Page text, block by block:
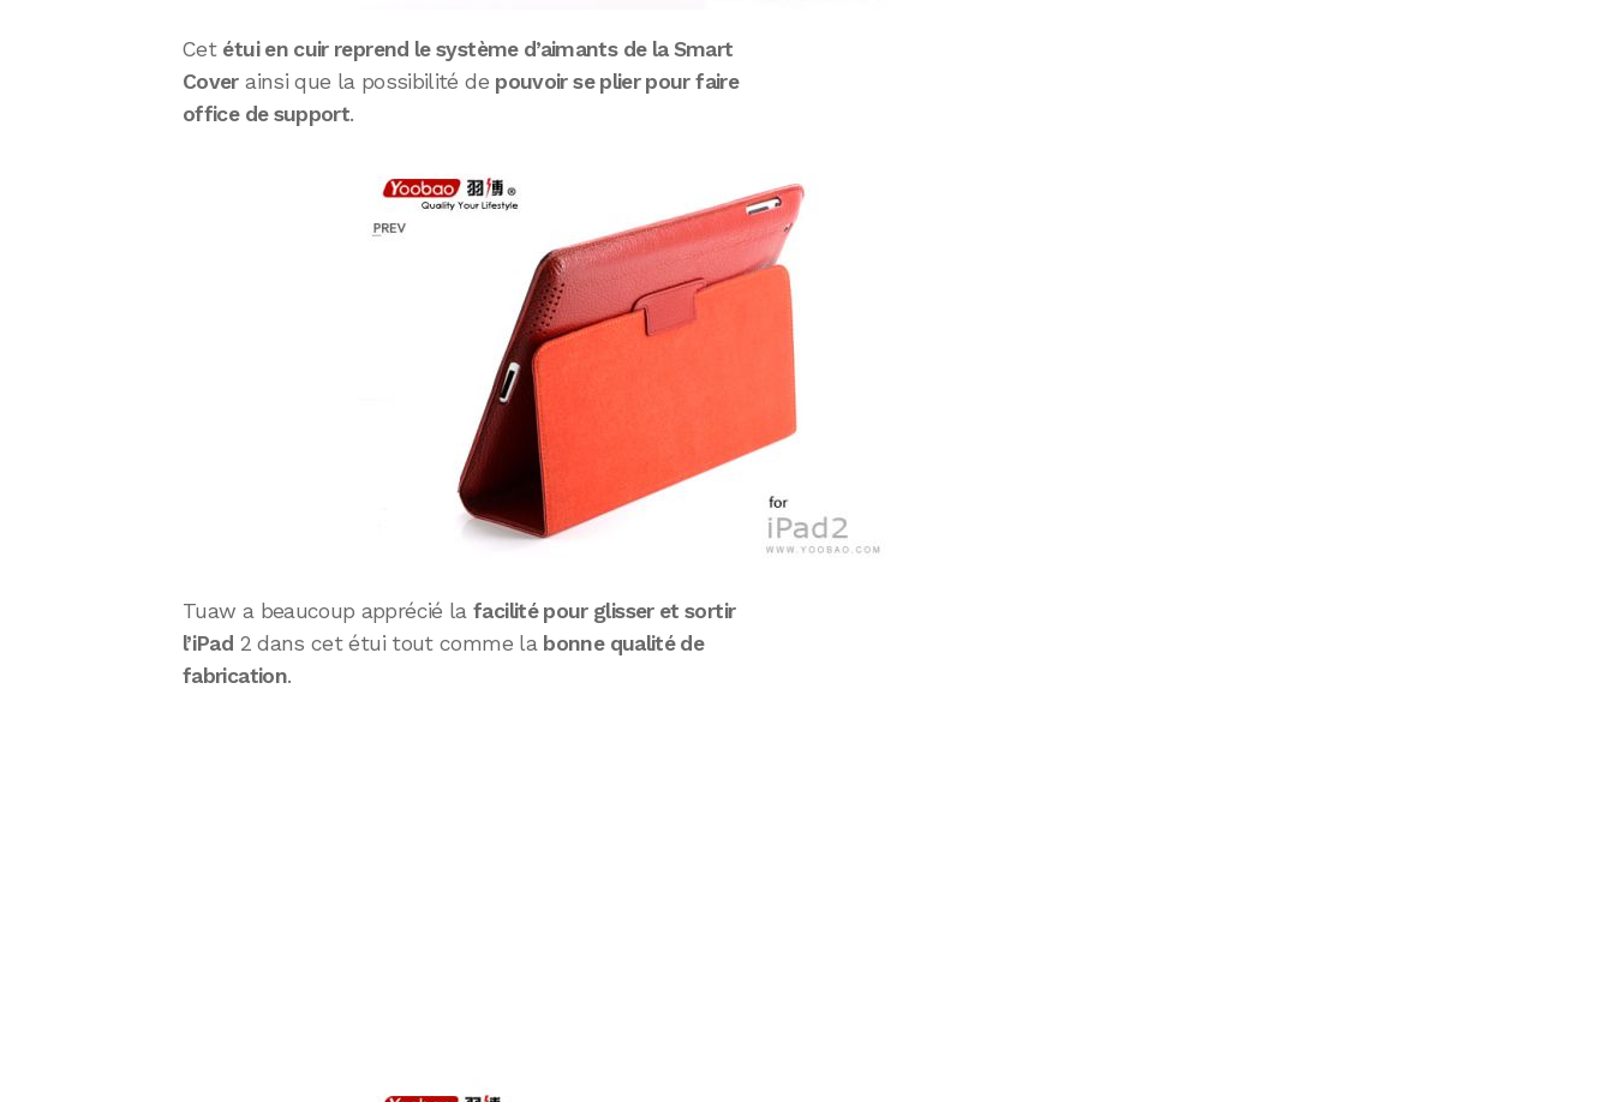
Cet étui en cuir reprend le système d’aimants de la Smart
Coverainsi que la possibilité de pouvoir se plier pour faire
office de support.
Tuaw a beaucoup apprécié lafacilité pour glisser et sortir
l’iPad 2 dans cet étui tout comme la bonne qualité de
fabrication.